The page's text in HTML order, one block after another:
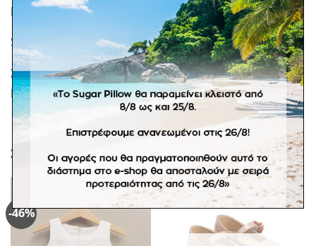
με μπαρέτα και ιβουάρ φιόγκο.
Size guide 1.
Σε προπαραγγελία 15 ημερών. Τα παπούτσια αλλάζουν
μόνο σε άλλο νούμερο του ίδιου σχεδίου.
ΣΧΕΤΙΚΆ ΠΡΟΪΌΝΤΑ
-46%
Πρόσθήκη
λίστα
επιθυμιών
Πρόσθήκη